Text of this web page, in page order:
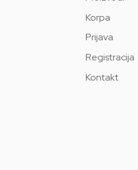
Korpa
Prijava
Registracija
Kontakt